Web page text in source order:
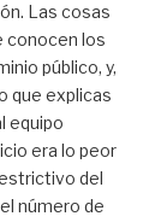
Las cosas
conocen los
público, y,
que explicas
equipo
era lo peor
del
número de